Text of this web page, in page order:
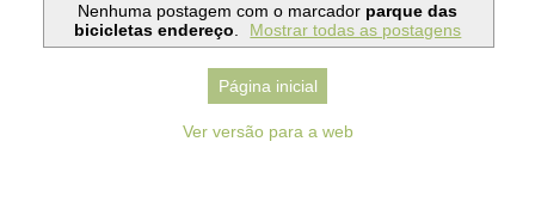
Nenhuma postagem com o marcador parque das
bicicletas endereço. Mostrar todas as postagens
Página inicial
Ver versão para a web